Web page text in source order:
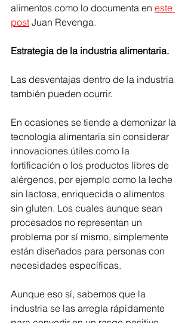
alimentos como lo documenta en este
post Juan Revenga.
Estrategia de la industria alimentaria.
Las desventajas dentro de la industria
también pueden ocurrir.
En ocasiones se tiende a demonizar la
tecnología alimentaria sin considerar
innovaciones útiles como la
fortificación o los productos libres de
alérgenos, por ejemplo como la leche
sin lactosa, enriquecida o alimentos
sin gluten. Los cuales aunque sean
procesados no representan un
problema por sí mismo, simplemente
están diseñados para personas con
necesidades específicas.
Aunque eso sí, sabemos que la
industria se las arregla rápidamente